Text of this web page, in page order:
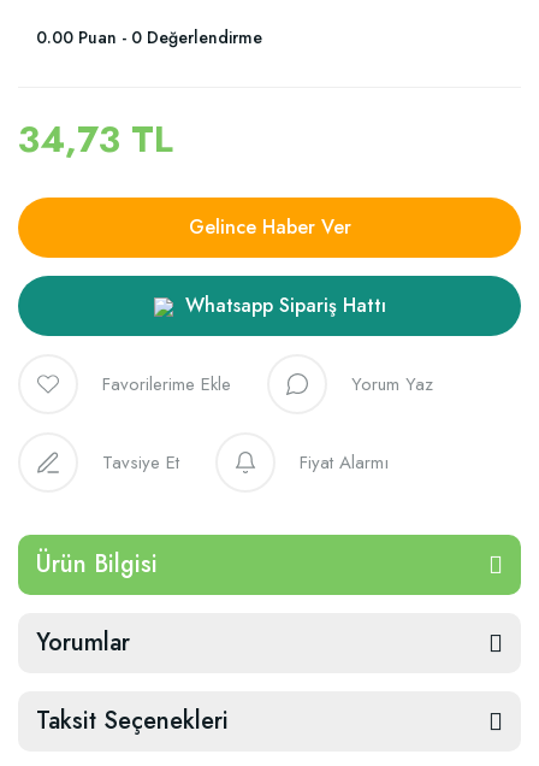
0.00 Puan - 0 Değerlendirme
34,73 TL
Gelince Haber Ver
Whatsapp Sipariş Hattı
Yorum Yaz
Tavsiye Et Fiyat Alarmı
Ürün Bilgisi
Yorumlar
Taksit Seçenekleri